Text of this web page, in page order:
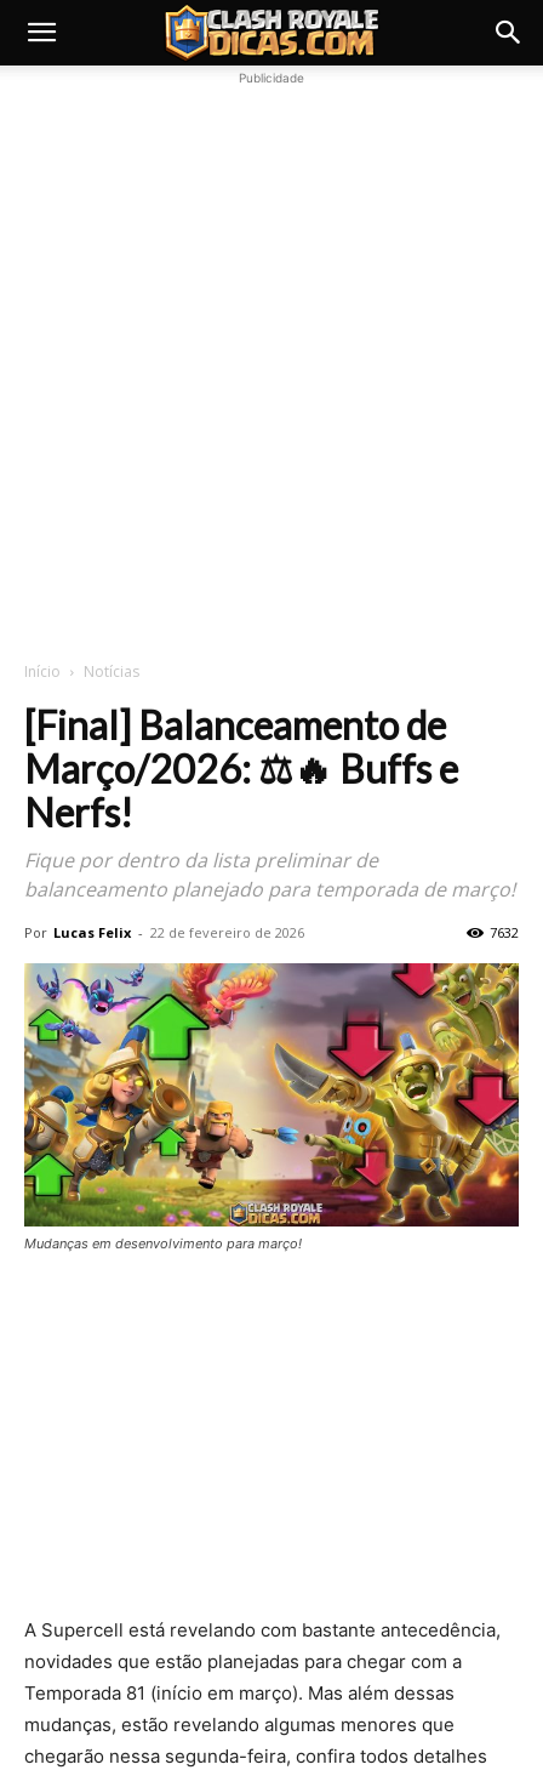
Publicidade
Início Notícias
[Final] Balanceamento de
Março/2026: ⚖️🔥 Buffs e
Nerfs!
Fique por dentro da lista preliminar de
balanceamento planejado para temporada de março!
Por Lucas Felix - 22 de fevereiro de 2026 7632
Mudanças em desenvolvimento para março!
A Supercell está revelando com bastante antecedência,
novidades que estão planejadas para chegar com a
Temporada 81 (início em março). Mas além dessas
mudanças, estão revelando algumas menores que
chegarão nessa segunda-feira, confira todos detalhes